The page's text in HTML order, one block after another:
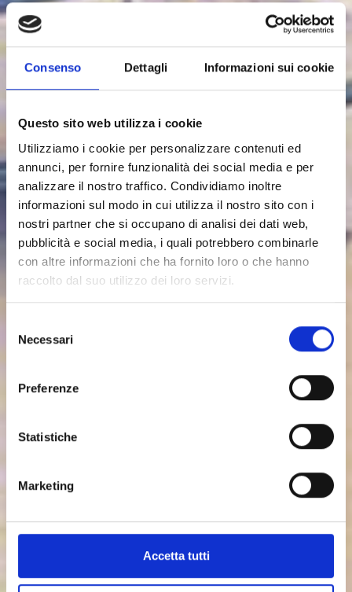
Consenso Dettagli Informazioni sui cookie
Questo sito web utilizza i cookie
Utilizziamo i cookie per personalizzare contenuti ed
annunci, per fornire funzionalità dei social media e per
analizzare il nostro traffico. Condividiamo inoltre
informazioni sul modo in cui utilizza il nostro sito con i
nostri partner che si occupano di analisi dei dati web,
pubblicità e social media, i quali potrebbero combinarle
con altre informazioni che ha fornito loro o che hanno
raccolto dal suo utilizzo dei loro servizi.
delNecessari
Preferenze
Statistiche
Marketing
Accetta tutti
Bunker & Bilance
SILOBIN
Il silobin è stato progettato per lo stoccaggio e il
dosaggio di materiale secco o verde. Consiste in un
bunker di stoccaggio dove vengono depositate le
particelle. All'interno del bunker, un nastro
trasportatore è controllato da un convertitore di
frequenza e da una serie di rulli a pettine che lavorano
anteriore dotato di rulli a pettine indipendenti, un
capacità di dosaggio e un modulo finale con porta di
ispezione. Inoltre, il sistema integra una coclea o un
trasportatore a rastrelli (rakeback) che distribuisce
uniformemente il materiale all'interno del bunker.
Realizzato da